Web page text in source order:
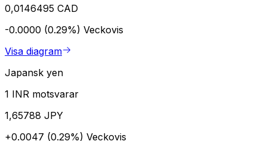
0,0146495 CAD
-0.0000 (0.29%) Veckovis
Visa diagram
Japansk yen
1 INR motsvarar
1,65788 JPY
+0.0047 (0.29%) Veckovis